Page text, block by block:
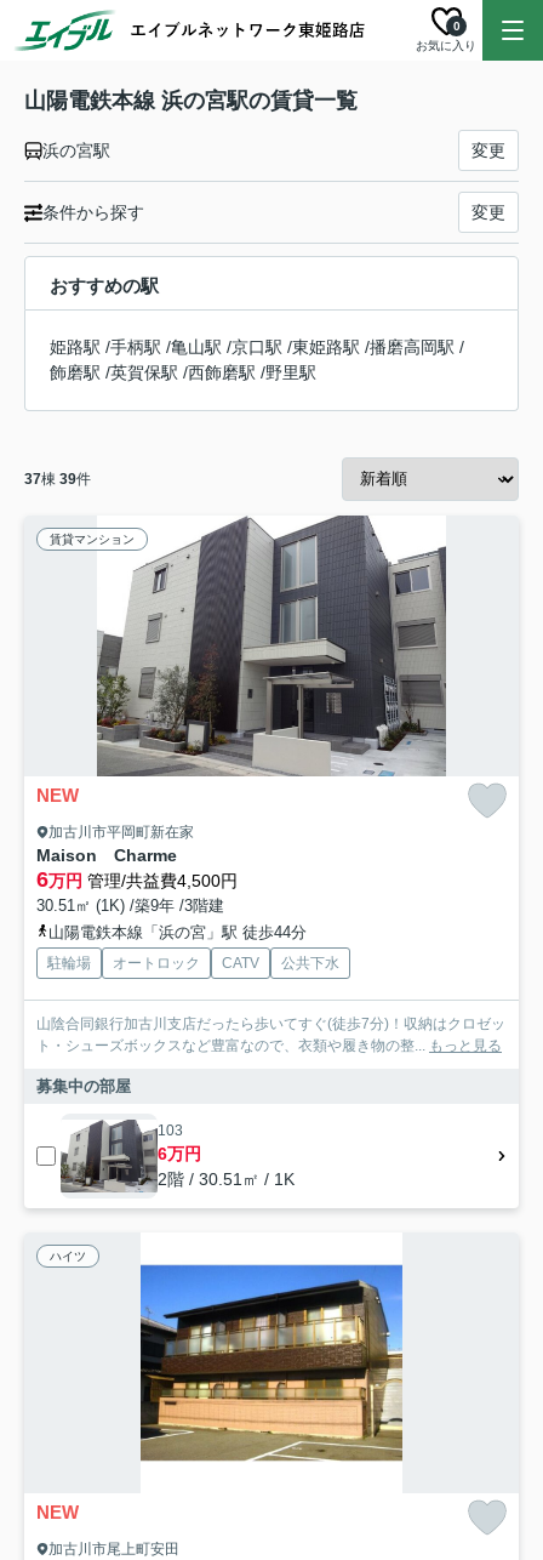
お気に入り
0
山陽電鉄本線 浜の宮駅の賃貸一覧
浜の宮駅 変更
条件から探す 変更
おすすめの駅
姫路駅 /手柄駅 /亀山駅 /京口駅 /東姫路駅 /播磨高岡駅 /
飾磨駅 /英賀保駅 /西飾磨駅 /野里駅
37棟 39件
賃貸マンション
NEW
加古川市平岡町新在家
Maison Charme
6万円 管理/共益費4,500円
30.51㎡ (1K) /築9年 /3階建
山陽電鉄本線「浜の宮」駅 徒歩44分
駐輪場 オートロック CATV 公共下水
山陰合同銀行加古川支店だったら歩いてすぐ(徒歩7分)！収納はクロゼッ
ト・シューズボックスなど豊富なので、衣類や履き物の整... もっと見る
募集中の部屋
103
6万円
2階 / 30.51㎡ / 1K
ハイツ
NEW
加古川市尾上町安田